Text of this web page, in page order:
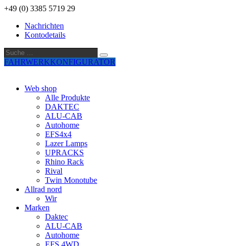
+49 (0) 3385 5719 29
Nachrichten
Kontodetails
Suche
…
Suche
FAHRWERKKONFIGURATOR
Web shop
Alle Produkte
DAKTEC
ALU-CAB
Autohome
EFS4x4
Lazer Lamps
UPRACKS
Rhino Rack
Rival
Twin Monotube
Allrad nord
Wir
Marken
Daktec
ALU-CAB
Autohome
EFS 4WD